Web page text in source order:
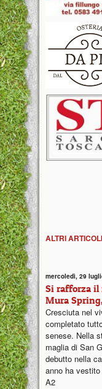
ALTRI
mercoledì, 29
Si rafforza il
Mura
Cresciuta nel
completato
senese. Nella
maglia di San
debutto nella
anno ha
A2